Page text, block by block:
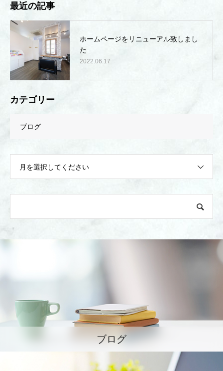
最近の記事
ホームページをリニューアル致しまし
た
2022.06.17
カテゴリー
ブログ
月を選択してください
ブログ